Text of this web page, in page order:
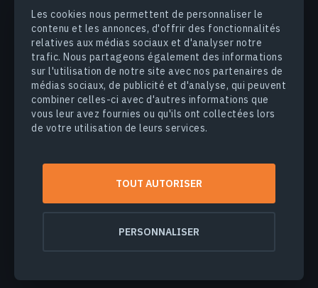
Les cookies nous permettent de personnaliser le
contenu et les annonces, d'offrir des fonctionnalités
relatives aux médias sociaux et d'analyser notre
trafic. Nous partageons également des informations
sur l'utilisation de notre site avec nos partenaires de
médias sociaux, de publicité et d'analyse, qui peuvent
combiner celles-ci avec d'autres informations que
vous leur avez fournies ou qu'ils ont collectées lors
de votre utilisation de leurs services.
TOUT AUTORISER
PERSONNALISER
INDUSTRIES
ENTREPRISE
DÉCOUVRIR
Tous droits réservés.
Conditions d'utilisation
Politique de confidentialité
Sécurité des données